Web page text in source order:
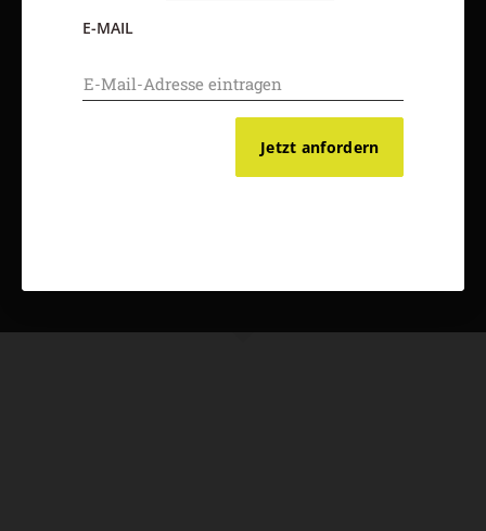
E-MAIL
Jetzt anfordern